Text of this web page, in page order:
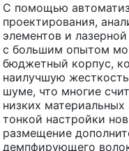
С помощью
проектирования,
элементов и
с большим опытом
бюджетный корпус,
наилучшую
шуме, что многие
низких материальных
тонкой настройки
размещение
демпфирующего